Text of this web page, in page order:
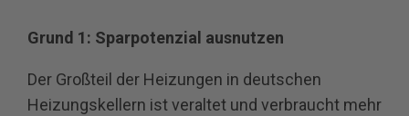
Grund 1: Sparpotenzial ausnutzen
Der Großteil der Heizungen in deutschen
Heizungskellern ist veraltet und verbraucht mehr